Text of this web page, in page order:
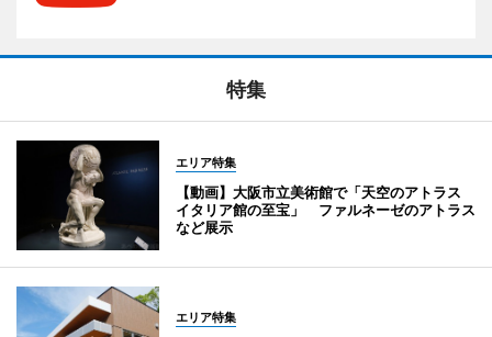
特集
エリア特集
【動画】大阪市立美術館で「天空のアトラス
イタリア館の至宝」 ファルネーゼのアトラス
など展示
エリア特集